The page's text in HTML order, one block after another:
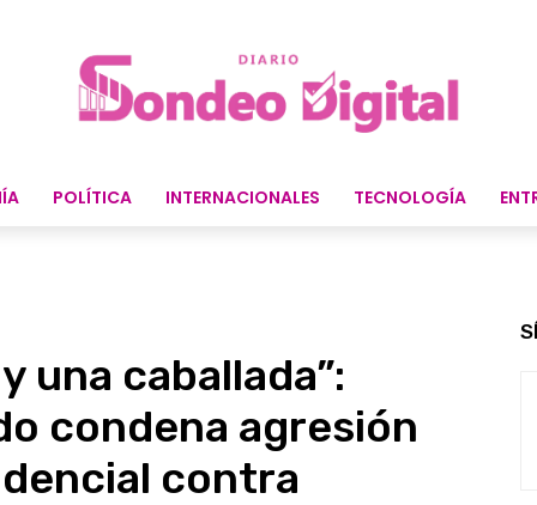
POLÍTICA INTERNACIONALES TECNOLOGÍA
una caballada”:
condena agresión
contra